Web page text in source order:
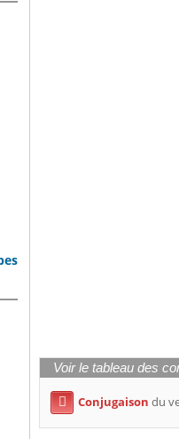
Voir le tableau des
 Conjugaison du